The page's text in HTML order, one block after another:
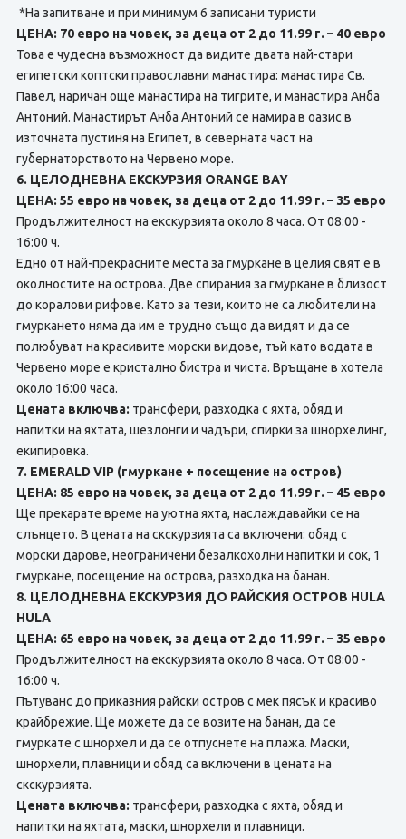
*На запитване и при минимум 6 записани туристи
ЦЕНА: 70 евро на човек, за деца от 2 до 11.99 г. – 40 евро
Това е чудесна възможност да видите двата най-стари
египетски коптски православни манастира: манастира Св.
Павел, наричан още манастира на тигрите, и манастира Анба
Антоний. Манастирът Анба Антоний се намира в оазис в
източната пустиня на Египет, в северната част на
губернаторството на Червено море.
6. ЦЕЛОДНЕВНА ЕКСКУРЗИЯ ORANGE BAY
ЦЕНА: 55 евро на човек, за деца от 2 до 11.99 г. – 35 евро
Продължителност на екскурзията около 8 часа. От 08:00 -
16:00 ч.
Едно от най-прекрасните места за гмуркане в целия свят е в
околностите на острова. Две спирания за гмуркане в близост
до коралови рифове. Като за тези, които не са любители на
гмуркането няма да им е трудно също да видят и да се
полюбуват на красивите морски видове, тъй като водата в
Червено море е кристално бистра и чиста. Връщане в хотела
около 16:00 часа.
Цената включва: трансфери, разходка с яхта, обяд и
напитки на яхтата, шезлонги и чадъри, спирки за шнорхелинг,
екипировка.
7. EMERALD VIP (гмуркане + посещение на остров)
ЦЕНА: 85 евро на човек, за деца от 2 до 11.99 г. – 45 евро
Ще прекарате време на уютна яхта, наслаждавайки се на
слънцето. В цената на скскурзията сa включени: обяд с
морски дарове, неограничени безалкохолни напитки и сок, 1
гмуркане, посещение на острова, разходка на банан.
8. ЦЕЛОДНЕВНА ЕКСКУРЗИЯ ДО РАЙСКИЯ ОСТРОВ HULA
HULA
ЦЕНА: 65 евро на човек, за деца от 2 до 11.99 г. – 35 евро
Продължителност на екскурзията около 8 часа. От 08:00 -
16:00 ч.
Пътуванс до приказния райски остров с мек пясък и красиво
крайбрежие. Ще можете да ce возите на банан, да ce
гмуркате с шнорхел и да ce отпуснете нa плажа. Маски,
шнорхели, плавници и обяд са включени в цената на
скскурзията.
Цената включва: трансфери, разходка с яхта, обяд и
напитки на яхтата, маски, шнорхели и плавници.